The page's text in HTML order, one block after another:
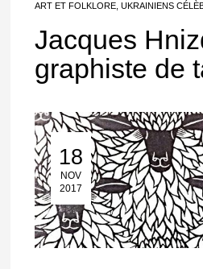
ART ET FOLKLORE, UKRAINIENS
Jacques
graphiste de
18
NOV
2017
18 Nov 2017